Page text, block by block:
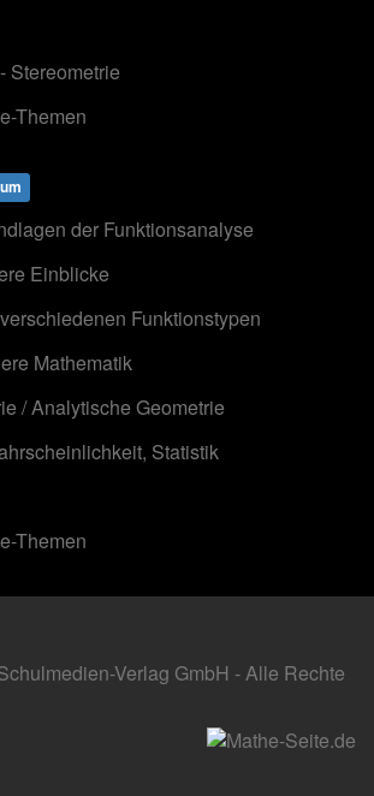
Stereometrie
Themen
der Funktionsanalyse
Einblicke
Funktionstypen
Mathematik
/ Analytische Geometrie
Statistik
Themen
Verlag GmbH - Alle Rechte